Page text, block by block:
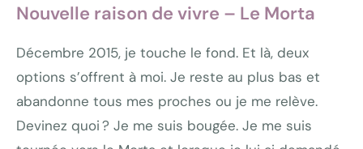
Nouvelle raison de vivre – Le Morta
Décembre 2015, je touche le fond. Et là, deux
options s’offrent à moi. Je reste au plus bas et
abandonne tous mes proches ou je me relève.
Devinez quoi ? Je me suis bougée. Je me suis